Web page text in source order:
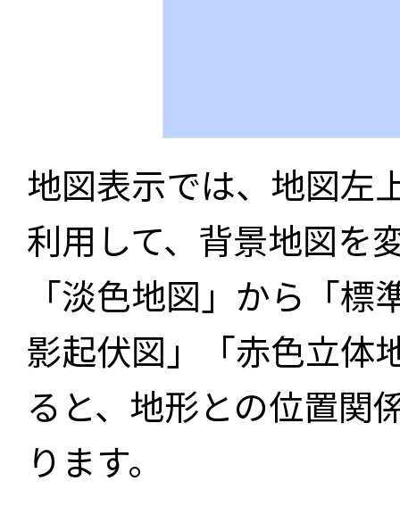
地図表示では、地図左
利用して、背景地図を
「淡色地図」から「
影起伏図」「赤色立体
ると、地形との位置関
ります。